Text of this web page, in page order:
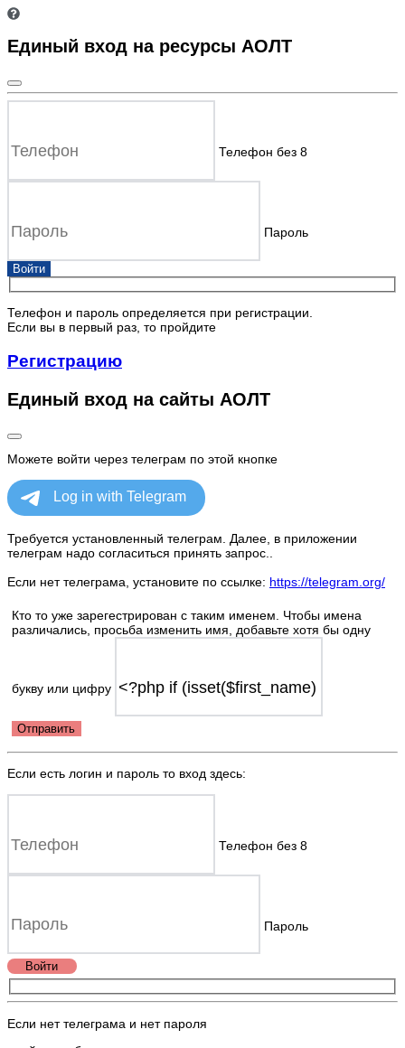
Единый вход на ресурсы АОЛТ
Телефон без 8
Пароль
Войти
Телефон и пароль определяется при регистрации.
Если вы в первый раз, то пройдите
Регистрацию
Единый вход на сайты АОЛТ
Можете войти через телеграм по этой кнопке
Требуется установленный телеграм. Далее, в приложении
телеграм надо согласиться принять запрос..
Если нет телеграма, установите по ссылке: https://telegram.org/
Кто то уже зарегестрирован с таким именем. Чтобы имена
различались, просьба изменить имя, добавьте хотя бы одну
букву или цифру
Отправить
Если есть логин и пароль то вход здесь:
Телефон без 8
Пароль
Войти
Если нет телеграма и нет пароля